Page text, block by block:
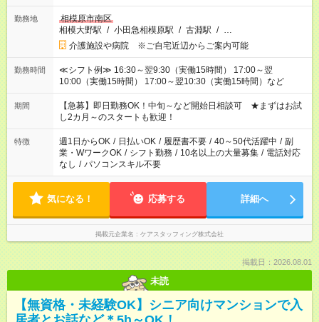
勤務地
相模原市南区
相模大野駅 / 小田急相模原駅 / 古淵駅 / …
介護施設や病院 ※ご自宅近辺からご案内可能
勤務時間
≪シフト例≫ 16:30～翌9:30（実働15時間） 17:00～翌
10:00（実働15時間） 17:00～翌10:30（実働15時間）など
期間
【急募】即日勤務OK！中旬～など開始日相談可 ★まずはお試
し2カ月～のスタートも歓迎！
特徴 週1日からOK / 日払いOK / 履歴書不要 / 40～50代活躍中 / 副
業・WワークOK / シフト勤務 / 10名以上の大量募集 / 電話対応
なし / パソコンスキル不要
気になる！ 応募する 詳細へ
掲載元企業名 ケアスタッフィング株式会社
掲載日：2026.08.01
未読
【無資格・未経験OK】シニア向けマンションで入